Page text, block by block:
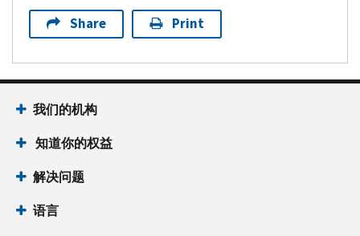
Share Print
我们的机构
知道你的权益
解决问题
语言